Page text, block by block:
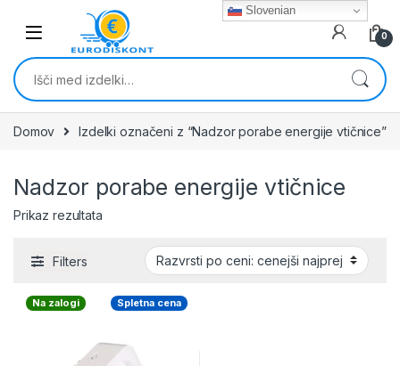
Skip to navigation
0
Išči:
Domov Izdelki označeni z “Nadzor porabe energije vtičnice”
Nadzor porabe energije vtičnice
Prikaz rezultata
Filters
Na zalogi Spletna cena
Slovenian